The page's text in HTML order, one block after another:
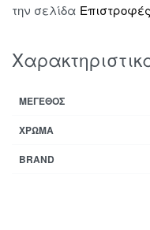
την σελίδα
ΜΈΓΕΘΟΣ
ΧΡΏΜΑ
BRAND